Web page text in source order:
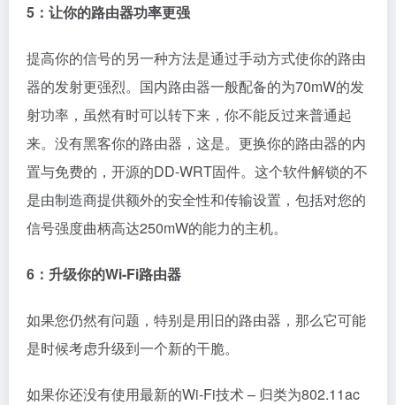
5：让你的路由器功率更强
提高你的信号的另一种方法是通过手动方式使你的路由
器的发射更强烈。国内路由器一般配备的为70mW的发
射功率，虽然有时可以转下来，你不能反过来普通起
来。没有黑客你的路由器，这是。更换你的路由器的内
置与免费的，开源的DD-WRT固件。这个软件解锁的不
是由制造商提供额外的安全性和传输设置，包括对您的
信号强度曲柄高达250mW的能力的主机。
6：升级你的Wi-Fi路由器
如果您仍然有问题，特别是用旧的路由器，那么它可能
是时候考虑升级到一个新的干脆。
如果你还没有使用最新的Wi-Fi技术 – 归类为802.11ac